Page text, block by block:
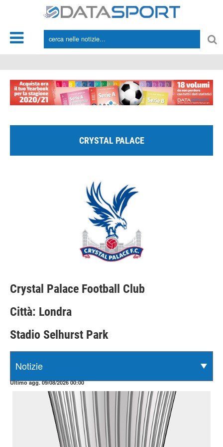
CRYSTAL PALACE
Crystal Palace Football Club
Città: Londra
Stadio Selhurst Park
Ultimo agg. 09/08/2026 00:00